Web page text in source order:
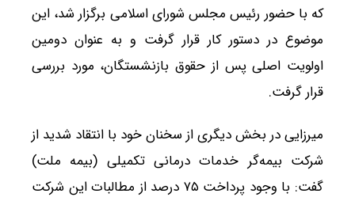
که با حضور رئیس مجلس شورای اسلامی برگزار شد، این
موضوع در دستور کار قرار گرفت و به عنوان دومین
اولویت اصلی پس از حقوق بازنشستگان، مورد بررسی
قرار گرفت.
میرزایی در بخش دیگری از سخنان خود با انتقاد شدید از
شرکت بیمه‌گر خدمات درمانی تکمیلی (بیمه ملت)
گفت: با وجود پرداخت ۷۵ درصد از مطالبات این شرکت